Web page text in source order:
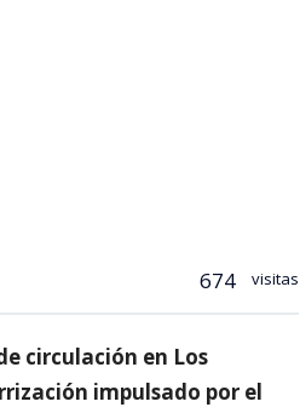
674 visitas
circulación en Los
impulsado por el